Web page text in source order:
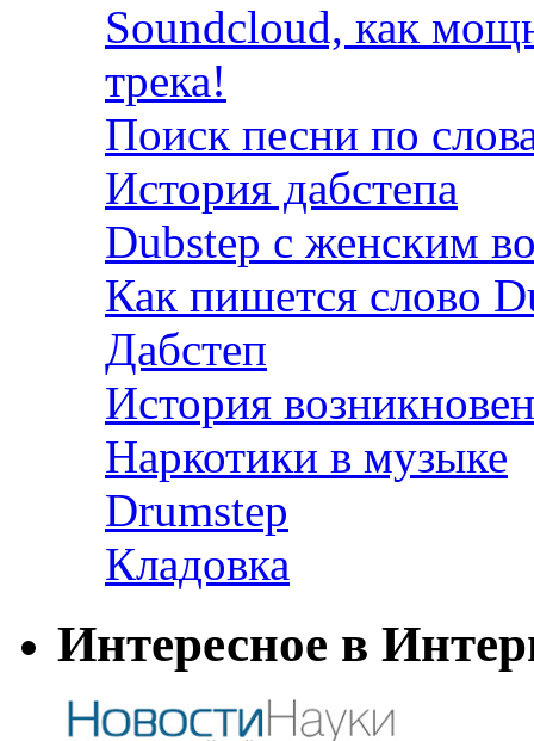
Soundcloud, как
трека!
Поиск песни по
История дабстепа
Dubstep с женским
Как пишется слово
Дабстеп
История
Наркотики в музыке
Drumstep
Кладовка
Интересное в